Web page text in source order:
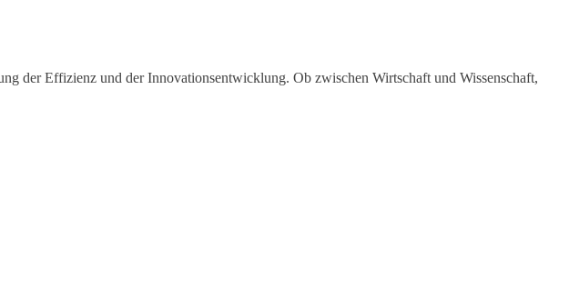
der Effizienz und der Innovationsentwicklung. Ob zwischen Wirtschaft und Wissenschaft,